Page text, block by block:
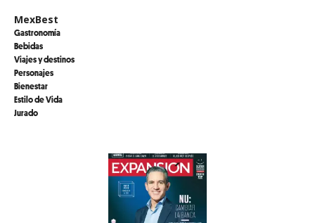
MexBest
Gastronomía
Bebidas
Viajes y destinos
Personajes
Bienestar
Estilo de Vida
Jurado